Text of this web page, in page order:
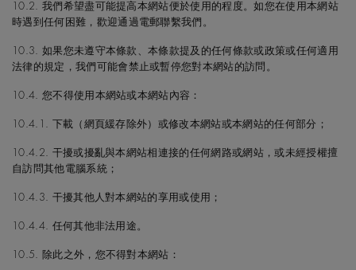
10.2. 我們希望盡可能提高本網站便於使用的程度。如您在使用本網站
時遇到任何困難，歡迎通過電郵聯繫我們。
10.3. 如果您未遵守本條款、本條款提及的任何條款或政策或任何適用
法律的規定，我們可能會禁止或暫停您對本網站的訪問。
10.4. 您不得使用本網站或本網站內容：
10.4.1. 下載（網頁緩存除外）或修改本網站或本網站的任何部分；
10.4.2. 干擾或擾亂與本網站相連接的任何網路或網站，或未經授權擅
自訪問其他電腦系統；
10.4.3. 干擾其他人對本網站的享用或使用；
10.4.4. 任何其他非法用途。
10.5. 除此之外，您不得對本網站：